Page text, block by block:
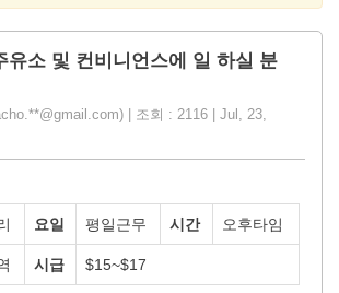
유소 및 컨비니언스에 일 하실 분
| 조회 : 2116 | Jul, 23,
요일 평일근무 시간 오후타임
시급 $15~$17